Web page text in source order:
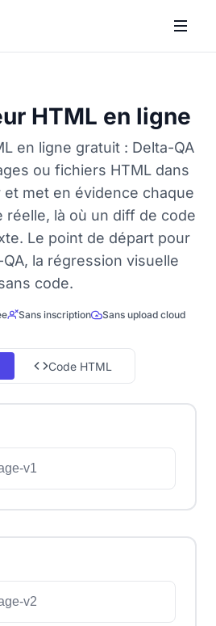
HTML en ligne
en ligne gratuit : Delta-QA
ou fichiers HTML dans
et met en évidence chaque
réelle, là où un diff de code
Le point de départ pour
la régression visuelle
code.
Sans inscription Sans upload cloud
Code HTML